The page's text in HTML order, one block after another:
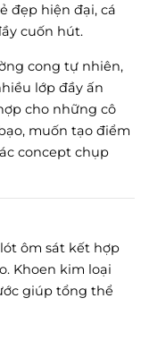
đẹp hiện đại, cá
cuốn hút.
cong tự nhiên,
lớp đầy ấn
cho những cô
muốn tạo điểm
concept chụp
ôm sát kết hợp
Khoen kim loại
giúp tổng thể